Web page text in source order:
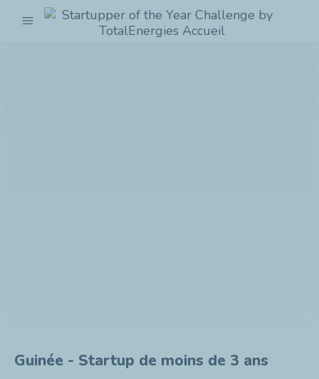
menu
Startupper
Guinée - Startup de moins de 3 ans